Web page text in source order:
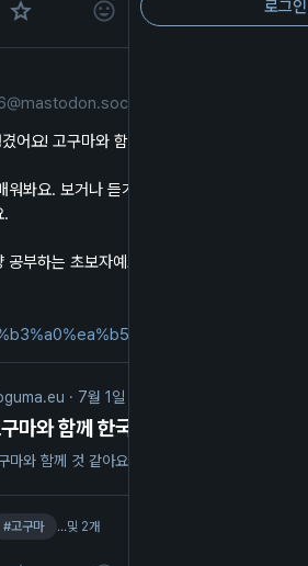
어요! 고구마와 함께 배우는 한국어
봐요. 보거나 듣거나 느낀 것을 바탕으로
.
부하는 초보자예요
· 7월 1일
#고구마 …및 2개
로그인